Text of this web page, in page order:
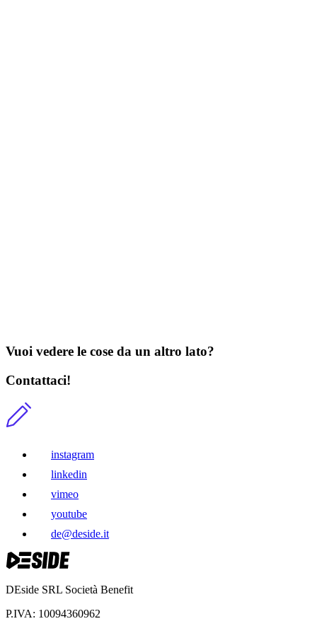
Vuoi vedere le cose da un altro lato?
Contattaci!
instagram
linkedin
vimeo
youtube
de@deside.it
DEside SRL Società Benefit
P.IVA: 10094360962